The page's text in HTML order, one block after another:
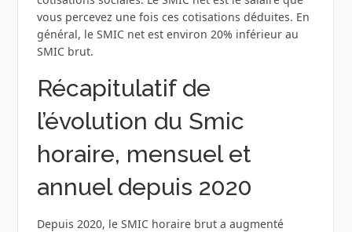
vous percevez une fois ces cotisations déduites. En
général, le SMIC net est environ 20% inférieur au
SMIC brut.
Récapitulatif de
l’évolution du Smic
horaire, mensuel et
annuel depuis 2020
Depuis 2020, le SMIC horaire brut a augmenté